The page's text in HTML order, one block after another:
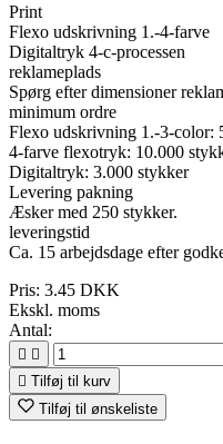
Print
Flexo udskrivning 1.-4-farve
Digitaltryk 4-c-processen
reklameplads
Spørg efter dimensioner
minimum ordre
Flexo udskrivning 1.-3-color:
4-farve flexotryk: 10.000
Digitaltryk: 3.000 stykker
Levering pakning
Æsker med 250 stykker.
leveringstid
Ca. 15 arbejdsdage efter
Pris: 3.45 DKK
Ekskl. moms
Antal:
 
 Tilføj til kurv
Tilføj til ønskeliste